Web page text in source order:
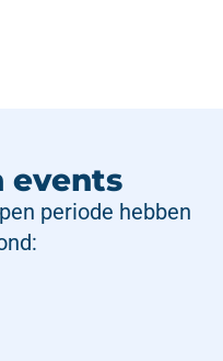
events
periode hebben